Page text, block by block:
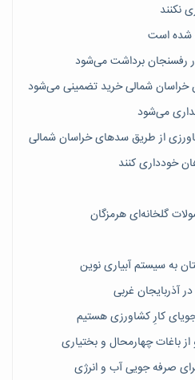
نکنند
خراسان شمالی خرید تضمینی می‌شود
می‌شود
خودداری کنند
گلخانه‌ای هرمزگان
کارِ کشاورزی هستیم
صرفه جویی آب و انرژی